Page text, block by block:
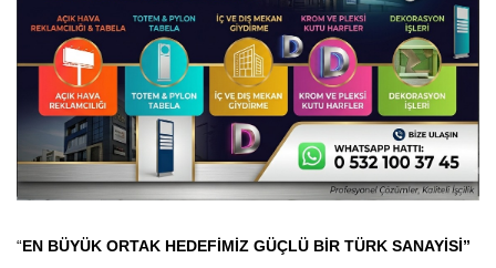
“EN BÜYÜK ORTAK HEDEFİMİZ GÜÇLÜ BİR TÜRK SANAYİSİ”